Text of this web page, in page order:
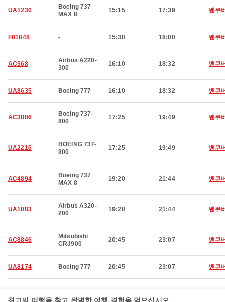
UA1230
Boeing 737
MAX 8
15:15 17:39 밴쿠
F81848 - 15:30 18:00 밴쿠
AC568
Airbus A220-
300
16:10 18:32 밴쿠
UA8635 Boeing 777 16:10 18:32 밴쿠
AC3886
Boeing 737-
800
17:25 19:49 밴쿠
UA2216
BOEING 737-
800
17:25 19:49 밴쿠
AC4894
Boeing 737
MAX 8
19:20 21:44 밴쿠
UA1083
Airbus A320-
200
19:20 21:44 밴쿠
AC8846
Mitsubishi
CRJ900
20:45 23:07 밴쿠
UA8174 Boeing 777 20:45 23:07 밴쿠